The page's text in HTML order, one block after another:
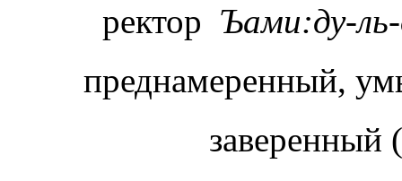
ректор Ъами:ду-
преднамеренный,
заверенный